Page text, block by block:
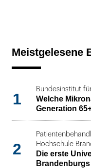
Meistgelesene
1
Bundesinstitut
Welche
Generation
2
Hochschule
Die erste